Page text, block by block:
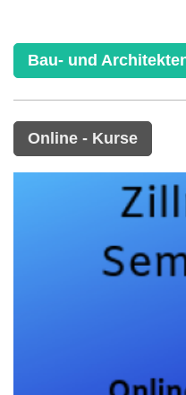
Bau- und
Online - Kurse